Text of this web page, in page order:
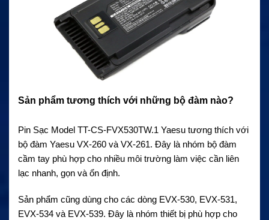
Sản phẩm tương thích với những bộ đàm nào?
Pin Sạc Model TT-CS-FVX530TW.1 Yaesu tương thích với
bộ đàm Yaesu VX-260 và VX-261. Đây là nhóm bộ đàm
cầm tay phù hợp cho nhiều môi trường làm việc cần liên
lạc nhanh, gọn và ổn định.
Sản phẩm cũng dùng cho các dòng EVX-530, EVX-531,
EVX-534 và EVX-539. Đây là nhóm thiết bị phù hợp cho